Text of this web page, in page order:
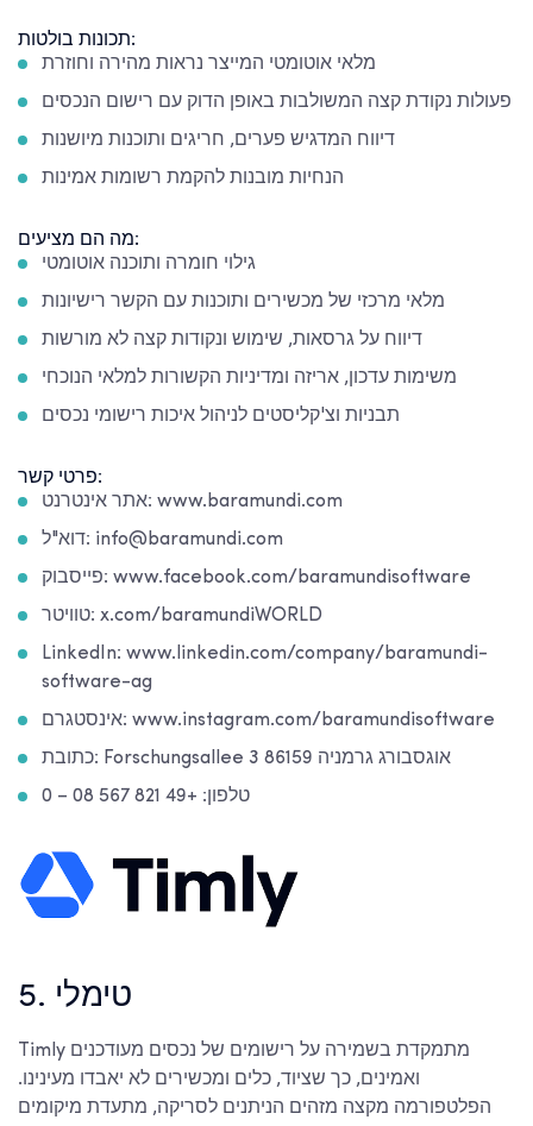
תכונות בולטות:
מלאי אוטומטי המייצר נראות מהירה וחוזרת
פעולות נקודת קצה המשולבות באופן הדוק עם רישום הנכסים
דיווח המדגיש פערים, חריגים ותוכנות מיושנות
הנחיות מובנות להקמת רשומות אמינות
מה הם מציעים:
גילוי חומרה ותוכנה אוטומטי
מלאי מרכזי של מכשירים ותוכנות עם הקשר רישיונות
דיווח על גרסאות, שימוש ונקודות קצה לא מורשות
משימות עדכון, אריזה ומדיניות הקשורות למלאי הנוכחי
תבניות וצ'קליסטים לניהול איכות רישומי נכסים
פרטי קשר:
אתר אינטרנט: www.baramundi.com
דוא"ל: info@baramundi.com
פייסבוק: www.facebook.com/baramundisoftware
טוויטר: x.com/baramundiWORLD
LinkedIn: www.linkedin.com/company/baramundi-
software-ag
אינסטגרם: www.instagram.com/baramundisoftware
כתובת: Forschungsallee 3 86159 אוגסבורג גרמניה
טלפון: +49 821 567 08 – 0
5. טימלי
Timly מתמקדת בשמירה על רישומים של נכסים מעודכנים
ואמינים, כך שציוד, כלים ומכשירים לא יאבדו מעינינו.
הפלטפורמה מקצה מזהים הניתנים לסריקה, מתעדת מיקומים